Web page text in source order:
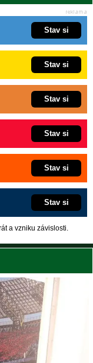
Stav si
Stav si
Stav si
Stav si
Stav si
Stav si
a vzniku závislosti.